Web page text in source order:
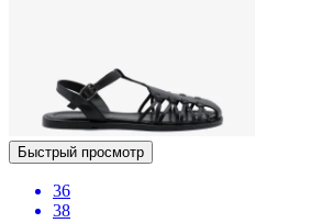
Быстрый просмотр
36
38